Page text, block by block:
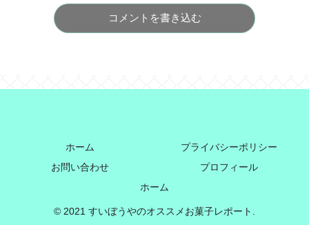
コメントを書き込む
ホーム
プライバシーポリシー
お問い合わせ
プロフィール
ホーム
© 2021 すいぼうやのオススメお菓子レポート.